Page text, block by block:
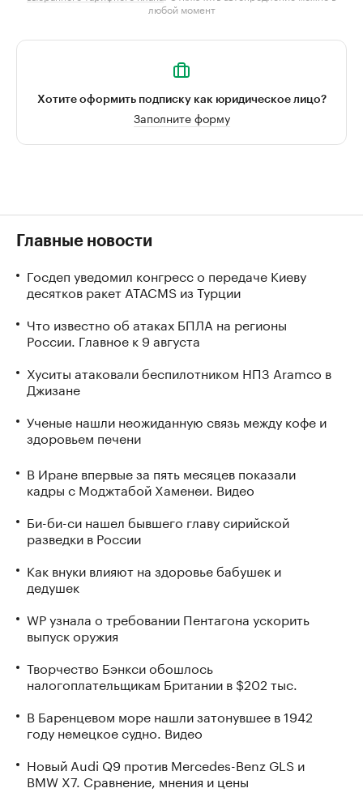
любой момент
Хотите оформить подписку как юридическое лицо?
Заполните форму
Главные новости
Госдеп уведомил конгресс о передаче Киеву
десятков ракет ATACMS из Турции
Что известно об атаках БПЛА на регионы
России. Главное к 9 августа
Хуситы атаковали беспилотником НПЗ Aramco в
Джизане
Ученые нашли неожиданную связь между кофе и
здоровьем печени
В Иране впервые за пять месяцев показали
кадры с Моджтабой Хаменеи. Видео
Би-би-си нашел бывшего главу сирийской
разведки в России
Как внуки влияют на здоровье бабушек и
дедушек
WP узнала о требовании Пентагона ускорить
выпуск оружия
Творчество Бэнкси обошлось
налогоплательщикам Британии в $202 тыс.
В Баренцевом море нашли затонувшее в 1942
году немецкое судно. Видео
Новый Audi Q9 против Mercedes-Benz GLS и
BMW X7. Сравнение, мнения и цены